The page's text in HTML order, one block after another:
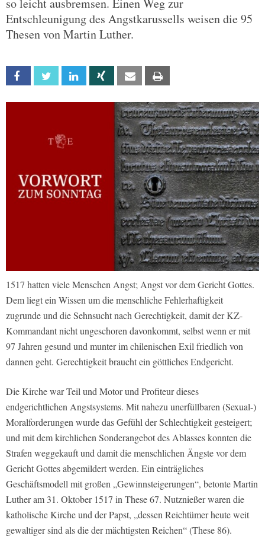
so leicht ausbremsen. Einen Weg zur
Entschleunigung des Angstkarussells weisen die 95
Thesen von Martin Luther.
Facebook Twitter Linkedin Xing Email
1517 hatten viele Menschen Angst; Angst vor dem Gericht Gottes.
Dem liegt ein Wissen um die menschliche Fehlerhaftigkeit
zugrunde und die Sehnsucht nach Gerechtigkeit, damit der KZ-
Kommandant nicht ungeschoren davonkommt, selbst wenn er mit
97 Jahren gesund und munter im chilenischen Exil friedlich von
dannen geht. Gerechtigkeit braucht ein göttliches Endgericht.
Die Kirche war Teil und Motor und Profiteur dieses
endgerichtlichen Angstsystems. Mit nahezu unerfüllbaren (Sexual-)
Moralforderungen wurde das Gefühl der Schlechtigkeit gesteigert;
und mit dem kirchlichen Sonderangebot des Ablasses konnten die
Strafen weggekauft und damit die menschlichen Ängste vor dem
Gericht Gottes abgemildert werden. Ein einträgliches
Geschäftsmodell mit großen „Gewinnsteigerungen“, betonte Martin
Luther am 31. Oktober 1517 in These 67. Nutznießer waren die
katholische Kirche und der Papst, „dessen Reichtümer heute weit
gewaltiger sind als die der mächtigsten Reichen“ (These 86).